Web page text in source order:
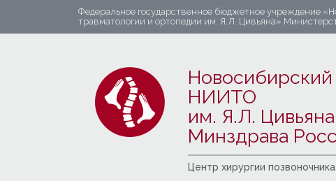
Федеральное государственное бюджетное учреждение
травматологии и ортопедии им. Я.Л. Цивьяна»
Новосибирский
НИИТО
им. Я.Л. Цивьяна
Минздрава
Центр хирургии позвоночника